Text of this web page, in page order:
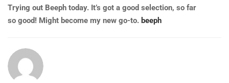
Trying out Beeph today. It’s got a good selection, so far
so good! Might become my new go-to. beeph